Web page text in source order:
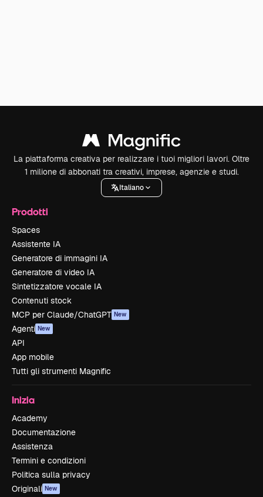
La piattaforma creativa per realizzare i tuoi migliori lavori. Oltre
1 milione di abbonati tra creativi, imprese, agenzie e studi.
Italiano
Prodotti
Spaces
Assistente IA
Generatore di immagini IA
Generatore di video IA
Sintetizzatore vocale IA
Contenuti stock
MCP per Claude/ChatGPT New
Agenti New
API
App mobile
Tutti gli strumenti Magnific
Inizia
Academy
Documentazione
Assistenza
Termini e condizioni
Politica sulla privacy
Originali New